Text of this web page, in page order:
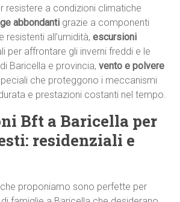
resistere a condizioni climatiche
abbondanti grazie a componenti
resistenti all’umidità,escursioni
per affrontare gli inverni freddi e le
Baricella e provincia,vento e polvere
che proteggono i meccanismi
e prestazioni costanti nel tempo.
Bft a Baricella per
residenziali e
proponiamo sono perfette per